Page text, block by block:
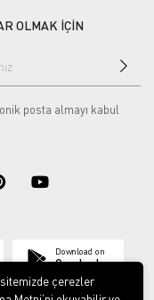
OLMAK İÇİN
posta almayı kabul
Download on
Google play
çerezler